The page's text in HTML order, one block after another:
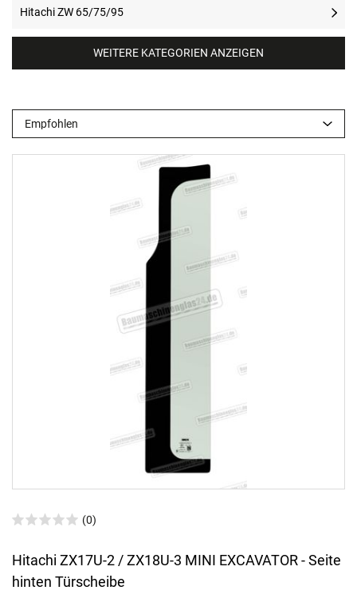
Hitachi ZW 65/75/95
WEITERE KATEGORIEN ANZEIGEN
(0)
Hitachi ZX17U-2 / ZX18U-3 MINI EXCAVATOR - Seite
hinten Türscheibe